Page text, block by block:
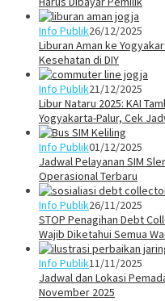
Info Publik26/12/2025
Liburan Aman ke
Kesehatan di DIY
Info Publik21/12/2025
Libur Nataru 2025: KAI
Yogyakarta-Palur, Cek
Info Publik01/12/2025
Jadwal Pelayanan SIM
Operasional Terbaru
Info Publik26/11/2025
STOP Penagihan Debt
Wajib Diketahui Semua
Info Publik11/11/2025
Jadwal dan Lokasi
November 2025